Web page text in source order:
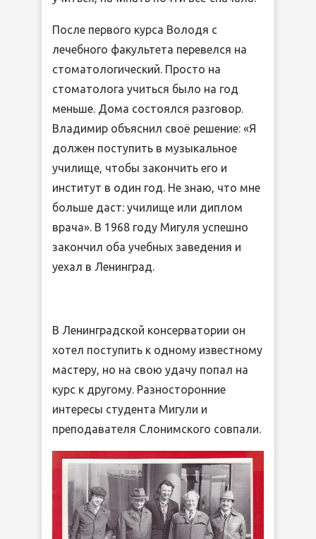
После первого курса Володя с
лечебного факультета перевелся на
стоматологический. Просто на
стоматолога учиться было на год
меньше. Дома состоялся разговор.
Владимир объяснил своё решение: «Я
должен поступить в музыкальное
училище, чтобы закончить его и
институт в один год. Не знаю, что мне
больше даст: училище или диплом
врача». В 1968 году Мигуля успешно
закончил оба учебных заведения и
уехал в Ленинград.
В Ленинградской консерватории он
хотел поступить к одному известному
мастеру, но на свою удачу попал на
курс к другому. Разносторонние
интересы студента Мигули и
преподавателя Слонимского совпали.